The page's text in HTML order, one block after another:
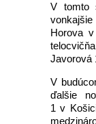
V tomto
Horova
Javorová
V
ďalšie
1 v